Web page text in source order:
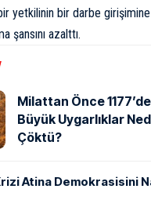
yetkilinin bir darbe
şansını azalttı.
Milattan Önce
Büyük Uygarlıklar
Çöktü?
Atina Demokrasisini